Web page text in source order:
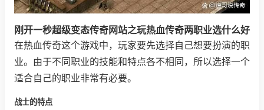
刚开一秒超级变态传奇网站之玩热血传奇两职业选什么好
在热血传奇这个游戏中，玩家要先选择自己想要扮演的职
业。由于不同职业的技能和特点各不相同，所以选择一个
适合自己的职业非常有必要。
战士的特点